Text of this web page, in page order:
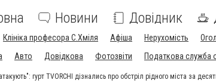
Новини Довідник
Клініка професора С.Хміля Афіша Нерухомість
Авто Довідкова Фотозвіти Податкова служба
гурт TVORCHI дізнались про обстріл рідного міста за